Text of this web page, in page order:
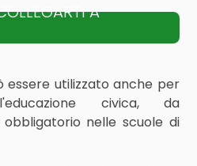
A
essere utilizzato anche per
civica, da
nelle scuole di